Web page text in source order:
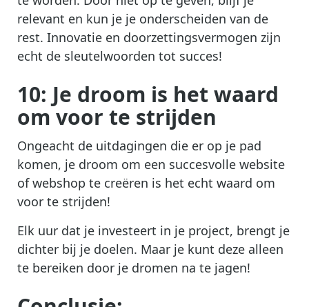
relevant en kun je je onderscheiden van de
rest. Innovatie en doorzettingsvermogen zijn
echt de sleutelwoorden tot succes!
10: Je droom is het waard
om voor te strijden
Ongeacht de uitdagingen die er op je pad
komen, je droom om een succesvolle website
of webshop te creëren is het echt waard om
voor te strijden!
Elk uur dat je investeert in je project, brengt je
dichter bij je doelen. Maar je kunt deze alleen
te bereiken door je dromen na te jagen!